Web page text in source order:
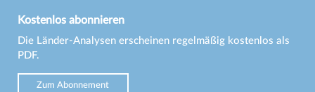
Kostenlos abonnieren
Die Länder-Analysen erscheinen regelmäßig kostenlos als
PDF.
Zum Abonnement